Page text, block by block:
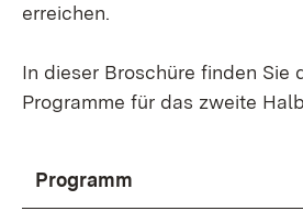
erreichen.
In dieser Broschüre finden Sie
Programme für das zweite
Programm